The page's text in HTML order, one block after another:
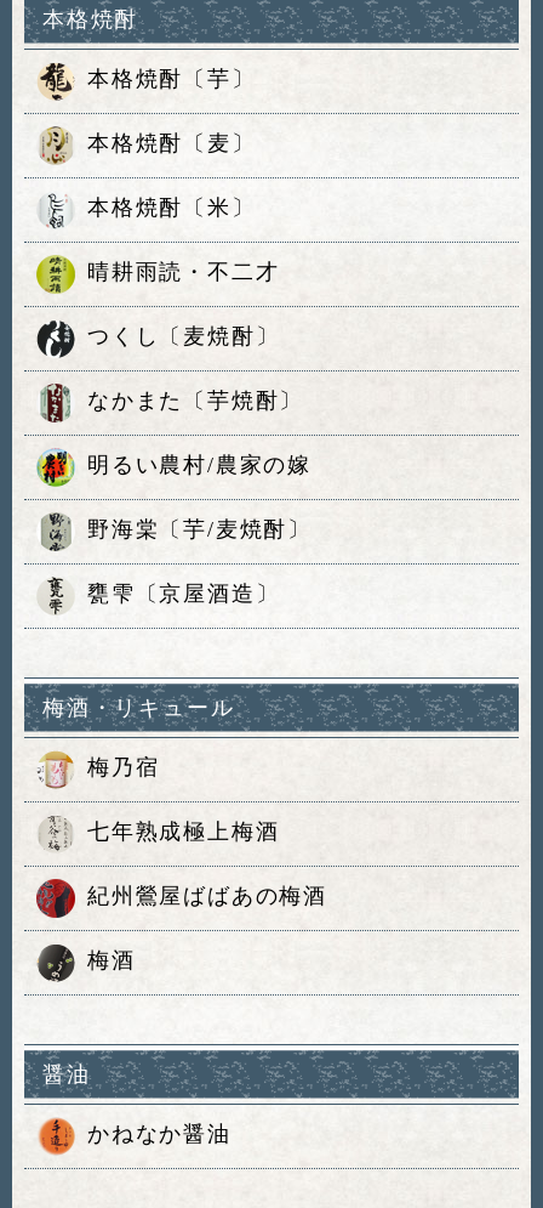
本格焼酎
本格焼酎〔芋〕
本格焼酎〔麦〕
本格焼酎〔米〕
晴耕雨読・不二才
つくし〔麦焼酎〕
なかまた〔芋焼酎〕
明るい農村/農家の嫁
野海棠〔芋/麦焼酎〕
甕雫〔京屋酒造〕
梅酒・リキュール
梅乃宿
七年熟成極上梅酒
紀州鶯屋ばばあの梅酒
梅酒
醤油
かねなか醤油